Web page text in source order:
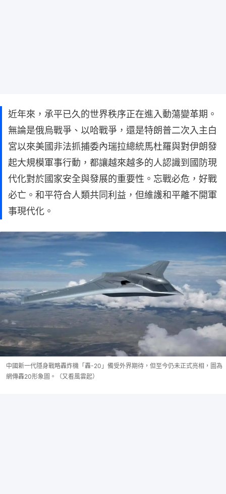
近年來，承平已久的世界秩序正在進入動蕩變革期。
無論是俄烏戰爭、以哈戰爭，還是特朗普二次入主白
宮以來美國非法抓捕委內瑞拉總統馬杜羅與對伊朗發
起大規模軍事行動，都讓越來越多的人認識到國防現
代化對於國家安全與發展的重要性。忘戰必危，好戰
必亡。和平符合人類共同利益，但維護和平離不開軍
事現代化。
中國新一代隱身戰略轟炸機「轟-20」備受外界期待，但至今仍未正式亮相，圖為
網傳轟20形象圖。（又看風雲起）